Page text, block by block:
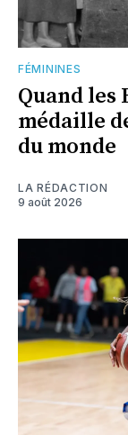
FÉMININES
Quand
médaille
du monde
LA RÉDACTION
9 août 2026